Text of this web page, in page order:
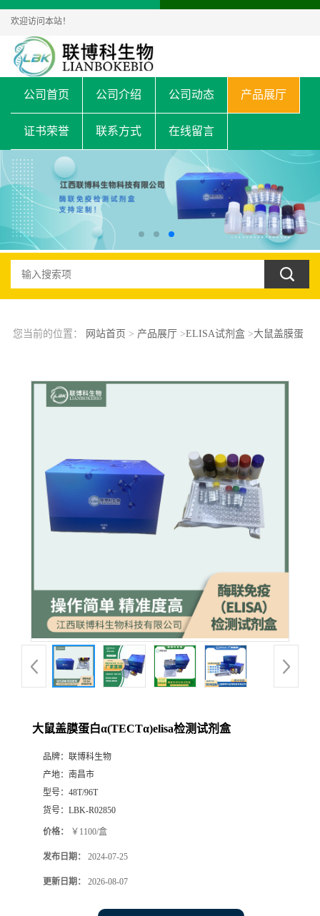
欢迎访问本站！
公司首页 公司介绍 公司动态 产品展厅
证书荣誉 联系方式 在线留言
您当前的位置： 网站首页 > 产品展厅 >ELISA试剂盒>大鼠盖膜蛋
大鼠盖膜蛋白α(TECTα)elisa检测试剂盒
品牌： 联博科生物
产地： 南昌市
型号： 48T/96T
货号： LBK-R02850
价格： ￥1100/盒
发布日期： 2024-07-25
更新日期： 2026-08-07